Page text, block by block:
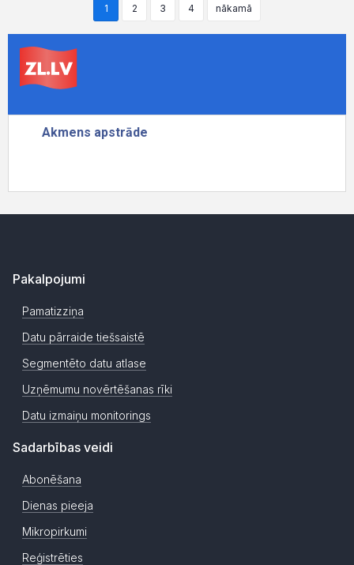
1 2 3 4 nākamā
Pakalpojumi
Pamatizziņa
Datu pārraide tiešsaistē
Segmentēto datu atlase
Uzņēmumu novērtēšanas rīki
Datu izmaiņu monitorings
Sadarbības veidi
Abonēšana
Dienas pieeja
Mikropirkumi
Reģistrēties